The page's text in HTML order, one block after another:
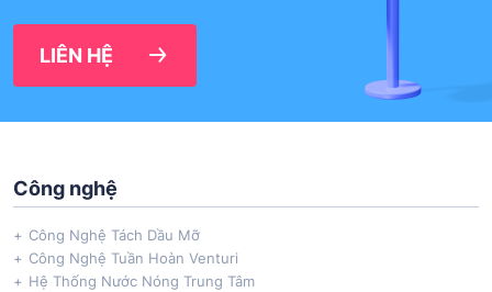
LIÊN HỆ
Công nghệ
Công Nghệ Tách Dầu Mỡ
Công Nghệ Tuần Hoàn Venturi
Hệ Thống Nước Nóng Trung Tâm